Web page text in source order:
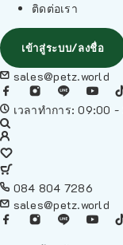
ติดต่อเรา
เข้าสู่ระบบ/ลงชื่อ
sales@petz.world
เวลาทำการ: 09:00
084 804 7286
sales@petz.world